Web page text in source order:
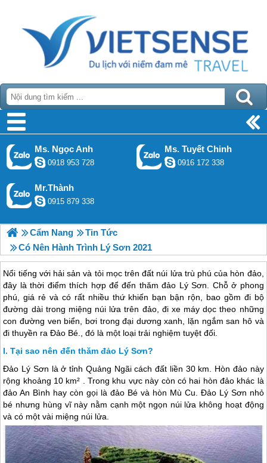
Ms. Ngọc Anh
0918 953 728
Ms. Tuyết Chinh
0916 172 338
Mr.Thành
0915 879 338
Cẩm Nang
Tin Tức
Có Nên Hành Trình Lý Sơn 2021
Nổi tiếng với hải sản và tỏi mọc trên đất núi lửa trù phú của hòn đảo,
đây là thời điểm thích hợp để đến thăm đảo Lý Sơn. Chỗ ở phong
phú, giá rẻ và có rất nhiều thứ khiến bạn bận rộn, bao gồm đi bộ
đường dài trong miệng núi lửa trên đảo, đi xe máy dọc theo những
con đường ven biển, bơi trong đại dương xanh, lặn ngắm san hô và
đi thuyền ra Đảo Bé., đó là một loại trải nghiệm tuyệt đối.
Tại sao nên đến thăm đảo Lý Sơn?
Đảo Lý Sơn là ở tỉnh Quảng Ngãi cách đất liền 30 km. Hòn đảo này
rộng khoảng 10 km² . Trong khu vực này còn có hai hòn đảo khác là
đảo An Bình hay còn gọi là đảo Bé và hòn Mù Cu. Đảo Lý Sơn nhỏ
bé nhưng hùng vĩ này nằm cạnh một ngọn núi lửa không hoạt động
và có một vài miệng núi lửa.